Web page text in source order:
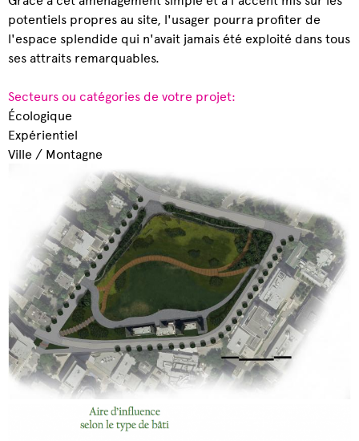
potentiels propres au site, l'usager pourra profiter de
l'espace splendide qui n'avait jamais été exploité dans tous
ses attraits remarquables.
Secteurs ou catégories de votre projet:
Écologique
Expérientiel
Ville / Montagne